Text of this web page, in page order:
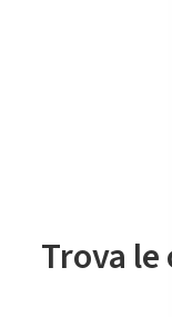
Il servizio di mobilità
Trova